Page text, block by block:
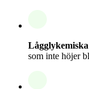
som inte höjer